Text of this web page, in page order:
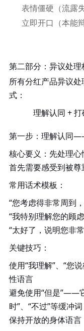
表情僵硬（流露
立即开口（本能
第二部分：异议处理
所有分红产品异议
式：
理解认同 +
第一步：理解认同
核心要义 ：先处理
首先需要感受到被尊
常用话术模板：
“您考虑得非常周到
“我特别理解您的顾
“太好了，说明您非
关键技巧 ：
使用“我理解”、“您
性语言
避免使用“但是”——
时”、“不过”等缓冲词
保持开放的身体语